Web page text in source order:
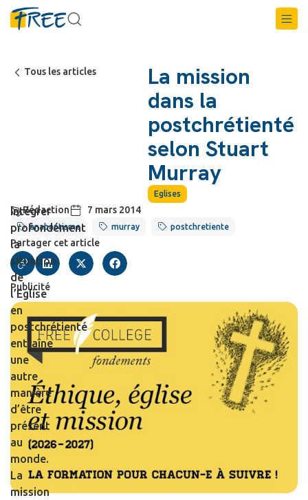
Tous les articles
La mission
dans la
postchrétienté
selon Stuart
Murray
Eglises
Rédaction 7 mars 2014
anabaptisme murray postchretiente
Partager cet article
Publicité
Intégrer
profondément
la
situation
de
l’Eglise
en
postchrétienté
entraîne
une
autre
manière
d’être
présent
au
monde.
La
mission